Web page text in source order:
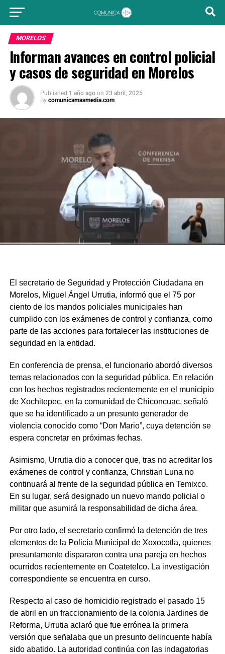
MORELOS
Informan avances en control policial
y casos de seguridad en Morelos
Published 1 año ago on 23 abril, 2025
By comunicamasmedia.com
El secretario de Seguridad y Protección Ciudadana en
Morelos, Miguel Ángel Urrutia, informó que el 75 por
ciento de los mandos policiales municipales han
cumplido con los exámenes de control y confianza, como
parte de las acciones para fortalecer las instituciones de
seguridad en la entidad.
En conferencia de prensa, el funcionario abordó diversos
temas relacionados con la seguridad pública. En relación
con los hechos registrados recientemente en el municipio
de Xochitepec, en la comunidad de Chiconcuac, señaló
que se ha identificado a un presunto generador de
violencia conocido como “Don Mario”, cuya detención se
espera concretar en próximas fechas.
Asimismo, Urrutia dio a conocer que, tras no acreditar los
exámenes de control y confianza, Christian Luna no
continuará al frente de la seguridad pública en Temixco.
En su lugar, será designado un nuevo mando policial o
militar que asumirá la responsabilidad de dicha área.
Por otro lado, el secretario confirmó la detención de tres
elementos de la Policía Municipal de Xoxocotla, quienes
presuntamente dispararon contra una pareja en hechos
ocurridos recientemente en Coatetelco. La investigación
correspondiente se encuentra en curso.
Respecto al caso de homicidio registrado el pasado 15
de abril en un fraccionamiento de la colonia Jardines de
Reforma, Urrutia aclaró que fue errónea la primera
versión que señalaba que un presunto delincuente había
sido abatido. La autoridad continúa con las indagatorias